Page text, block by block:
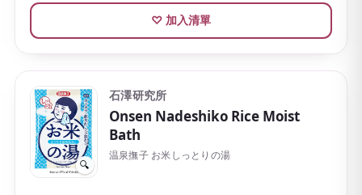
♡ 加入清單
🔍
石澤研究所
Onsen Nadeshiko Rice Moist
Bath
温泉撫子 お米しっとりの湯